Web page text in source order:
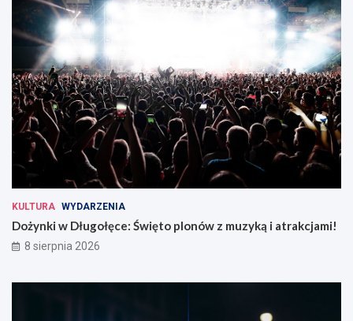
KULTURA WYDARZENIA
Dożynki w Długołęce: Święto plonów z muzyką i atrakcjami!
8 sierpnia 2026